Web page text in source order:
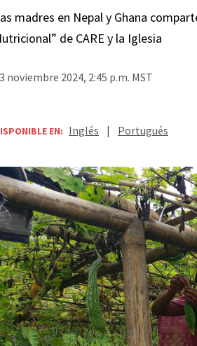
madres en Nepal y Ghana
de CARE y la Iglesia
noviembre 2024, 2:45 p.m. MST
EN: Inglés | Portugués